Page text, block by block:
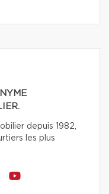
depuis 1982,
les plus